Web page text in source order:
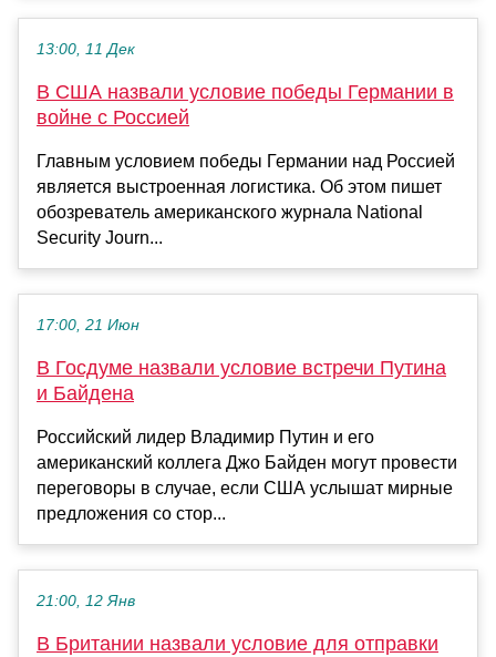
13:00, 11 Дек
В США назвали условие победы Германии в
войне с Россией
Главным условием победы Германии над Россией
является выстроенная логистика. Об этом пишет
обозреватель американского журнала National
Security Journ...
17:00, 21 Июн
В Госдуме назвали условие встречи Путина
и Байдена
Российский лидер Владимир Путин и его
американский коллега Джо Байден могут провести
переговоры в случае, если США услышат мирные
предложения со стор...
21:00, 12 Янв
В Британии назвали условие для отправки